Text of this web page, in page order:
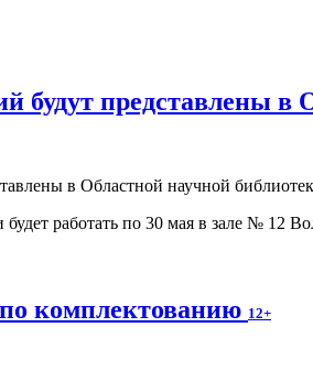
будут представлены в
работать по 30 мая в зале № 12
комплектованию 12+